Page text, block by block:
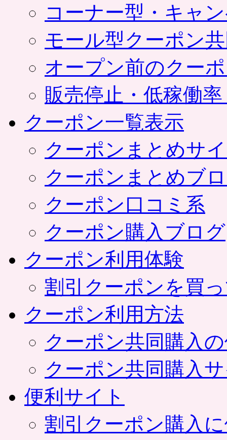
コーナー型・キャ
モール型クーポン
オープン前のクー
販売停止・低稼働
クーポン一覧表示
クーポンまとめサ
クーポンまとめブ
クーポン口コミ系
クーポン購入ブログ
クーポン利用体験
割引クーポンを買
クーポン利用方法
クーポン共同購入
クーポン共同購入
便利サイト
割引クーポン購入